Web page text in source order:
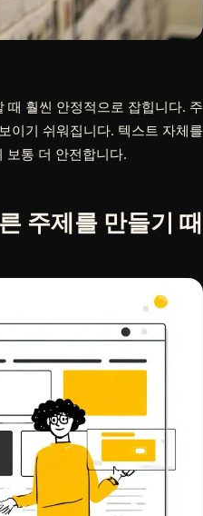
때 훨씬 안정적으로 잡힙니다. 주
이기 쉬워집니다. 텍스트 자체를
보통 더 안전합니다.
주제를 만들기 때